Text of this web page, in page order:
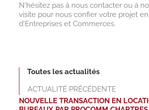
N'hésitez pas à nous contacter ou à
visite pour nous confier votre projet
d'Entreprises et Commerces.
Toutes les actualités
ACTUALITÉ PRÉCÉDENTE
NOUVELLE TRANSACTION EN